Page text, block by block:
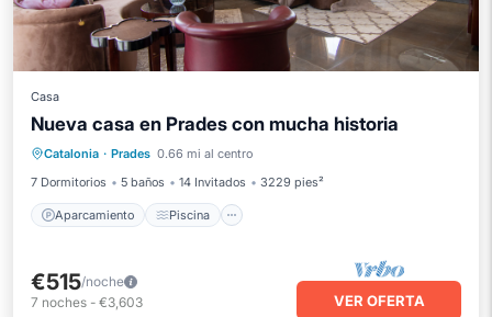
Casa
Nueva casa en Prades con mucha historia
Catalonia · Prades 0.66 mi al centro
7 Dormitorios
5 baños 14 Invitados 3229 pies²
Aparcamiento Piscina
Aparcamiento
Piscina
Balcón/Terraza
Cocina
€515/noche
7 noches - €3,603 VER OFERTA